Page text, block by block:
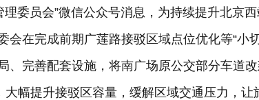
理委员会”微信公众号消息，为持续提升北京
会在完成前期广莲路接驳区域点位优化等“小
、完善配套设施，将南广场原公交部分车道
幅提升接驳区容量，缓解区域交通压力，让